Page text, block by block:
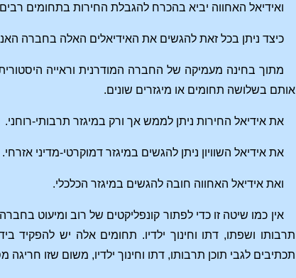
ואידיאל האחווה יביא בהכרח להגבלת החירות בתחומים
כיצד ניתן בכל זאת להגשים את האידיאלים האלה בחברה
מתוך בחינה מעמיקה של החברה המודרנית וראייה
אותם בשלושה תחומים או מיגזרים שונים.
את אידיאל החירות ניתן לממש אך ורק במיגזר תרבותי-רוחני.
את אידיאל השוויון ניתן להגשים במיגזר דמוקרטי-מדיני אזרחי.
ואת אידיאל האחווה חובה להגשים במיגזר הכלכלי.
אין כמו שיטה זו כדי לפתור קונפליקטים של רוב ומיעוט
תרבותו ושפתו, דתו וחינוך ילדיו. תחומים אלה יש להפקיד
תכתיבים לגבי תוכן תרבותו, דתו וחינוך ילדיו, משום שזו חריגה